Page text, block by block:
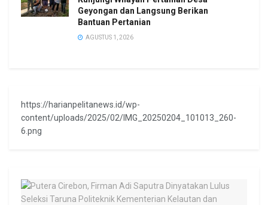
Geyongan dan Langsung Berikan
Bantuan Pertanian
AGUSTUS 1, 2026
https://harianpelitanews.id/wp-
content/uploads/2025/02/IMG_20250204_101013_260-
6.png